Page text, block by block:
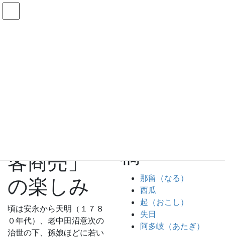
コンテンツへスキップ
今週のコラム ～by Winds!～
客商売」
の楽しみ
頃は安永から天明（１７８
０年代）、老中田沼意次の
治世の下、孫娘ほどに若い
稿
那留（なる）
西瓜
起（おこし）
失日
阿多岐（あたぎ）